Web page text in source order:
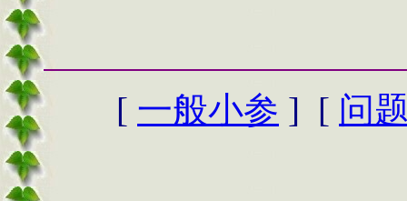
[ 一般小参 ] [ 问